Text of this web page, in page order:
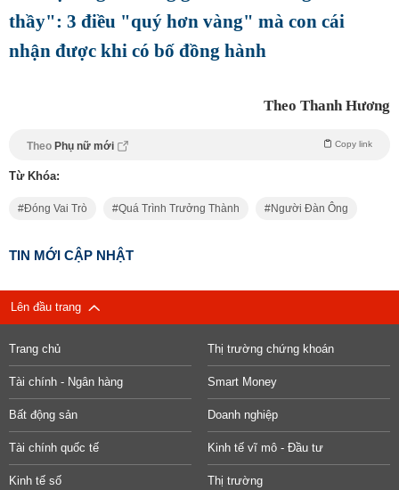
thầy": 3 điều "quý hơn vàng" mà con cái
nhận được khi có bố đồng hành
Theo Thanh Hương
Theo Phụ nữ mới Copy link
Từ Khóa:
Đóng Vai Trò Quá Trình Trưởng Thành Người Đàn Ông
TIN MỚI CẬP NHẬT
Lên đầu trang
Trang chủ Thị trường chứng khoán
Tài chính - Ngân hàng Smart Money
Bất động sản Doanh nghiệp
Tài chính quốc tế Kinh tế vĩ mô - Đầu tư
Kinh tế số Thị trường